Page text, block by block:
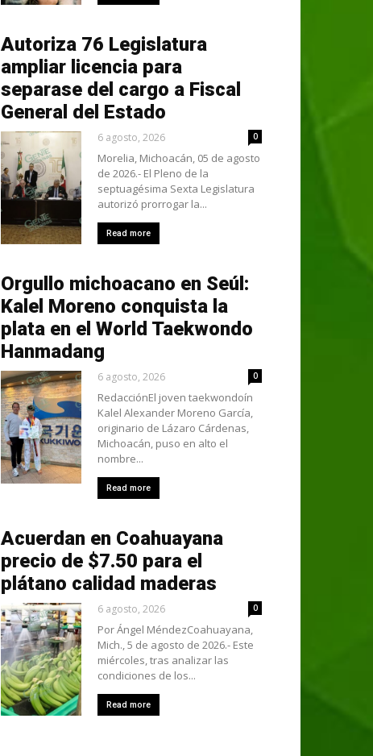
Autoriza 76 Legislatura
ampliar licencia para
separase del cargo a Fiscal
General del Estado
6 agosto, 2026 0
Morelia, Michoacán, 05 de agosto
de 2026.- El Pleno de la
septuagésima Sexta Legislatura
autorizó prorrogar la...
Read more
Orgullo michoacano en Seúl:
Kalel Moreno conquista la
plata en el World Taekwondo
Hanmadang
6 agosto, 2026 0
RedacciónEl joven taekwondoín
Kalel Alexander Moreno García,
originario de Lázaro Cárdenas,
Michoacán, puso en alto el
nombre...
Read more
Acuerdan en Coahuayana
precio de $7.50 para el
plátano calidad maderas
6 agosto, 2026 0
Por Ángel MéndezCoahuayana,
Mich., 5 de agosto de 2026.- Este
miércoles, tras analizar las
condiciones de los...
Read more